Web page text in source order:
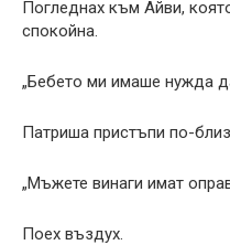
Погледнах към Айви,
спокойна.
„Бебето ми имаше нужда
Патриша пристъпи по-
„Мъжете винаги имат
Поех въздух.